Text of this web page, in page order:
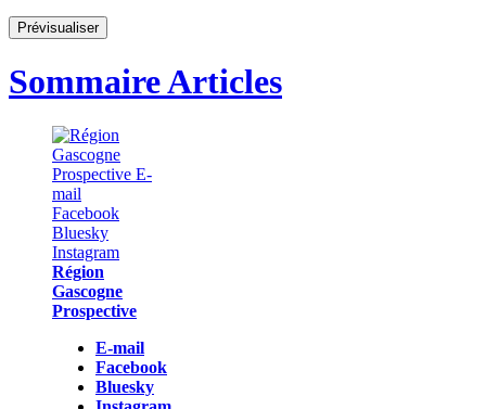
Sommaire Articles
Région
Gascogne
Prospective
E-mail
Facebook
Bluesky